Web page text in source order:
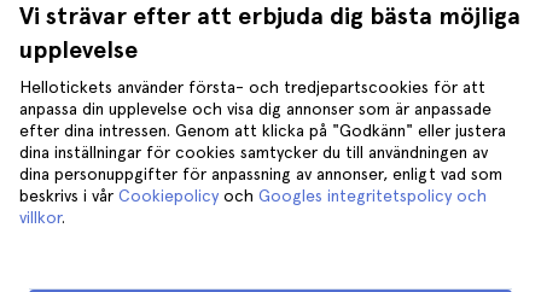
Vi strävar efter att erbjuda dig bästa möjliga
upplevelse
Hellotickets använder första- och tredjepartscookies för att
anpassa din upplevelse och visa dig annonser som är anpassade
efter dina intressen. Genom att klicka på "Godkänn" eller justera
dina inställningar för cookies samtycker du till användningen av
dina personuppgifter för anpassning av annonser, enligt vad som
beskrivs i vår Cookiepolicy och Googles integritetspolicy och
villkor.
Recensioner
Sekretess
Regler och villkor
Juridisk Rådgivning
Cookies
London
Kraków
Tenerife
Hjälp
Gå med oss på